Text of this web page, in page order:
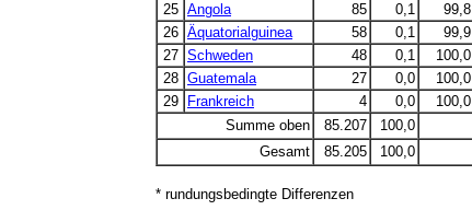
25 Angola 85 0,1
99,8
26 Äquatorialguinea 58 0,1
99,9
27 Schweden 48 0,1
100,0
28 Guatemala 27 0,0
100,0
29
Frankreich 4 0,0
100,0
Summe oben
85.207
100,0
Gesamt
85.205 100,0
* rundungsbedingte Differenzen